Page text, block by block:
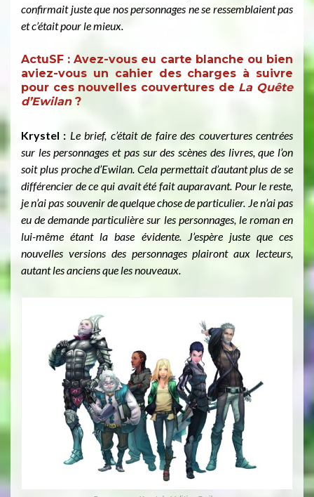
confirmait juste que nos personnages ne se ressemblaient pas
et c’était pour le mieux.
ActuSF : Avez-vous eu carte blanche ou bien
aviez-vous un cahier des charges à suivre
pour ces nouvelles couvertures de La Quête
d’Ewilan?
Krystel : Le brief, c’était de faire des couvertures centrées
sur les personnages et pas sur des scènes des livres, que l’on
soit plus proche d’Ewilan. Cela permettait d’autant plus de se
différencier de ce qui avait été fait auparavant. Pour le reste,
je n’ai pas souvenir de quelque chose de particulier. Je n’ai pas
eu de demande particulière sur les personnages, le roman en
lui-même étant la base évidente. J’espère juste que ces
nouvelles versions des personnages plairont aux lecteurs,
autant les anciens que les nouveaux.